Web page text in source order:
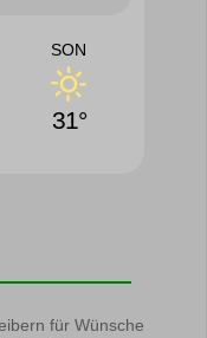
SON
31°
für Wünsche